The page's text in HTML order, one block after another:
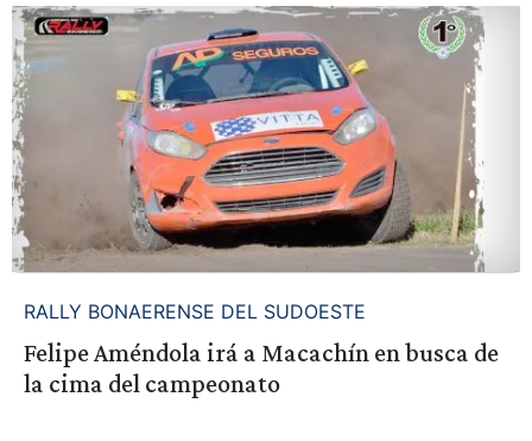
RALLY BONAERENSE DEL SUDOESTE
Felipe Améndola irá a Macachín en busca de
la cima del campeonato